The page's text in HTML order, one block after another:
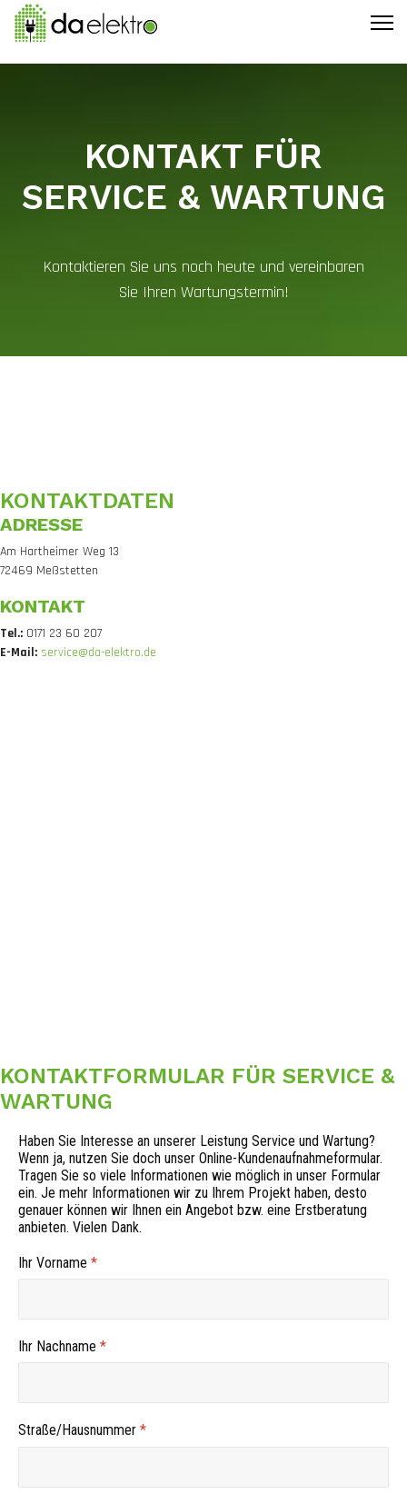
KONTAKT FÜR
SERVICE & WARTUNG
Kontaktieren Sie uns noch heute und vereinbaren
Sie Ihren Wartungstermin!
KONTAKTDATEN
ADRESSE
Am Hartheimer Weg 13
72469 Meßstetten
KONTAKT
Tel.: 0171 23 60 207
E-Mail: service@da-elektro.de
KONTAKTFORMULAR FÜR SERVICE &
WARTUNG
Haben Sie Interesse an unserer Leistung Service und Wartung?
Wenn ja, nutzen Sie doch unser Online-Kundenaufnahmeformular.
Tragen Sie so viele Informationen wie möglich in unser Formular
ein. Je mehr Informationen wir zu Ihrem Projekt haben, desto
genauer können wir Ihnen ein Angebot bzw. eine Erstberatung
anbieten. Vielen Dank.
Ihr Vorname *
Ihr Nachname *
Straße/Hausnummer *